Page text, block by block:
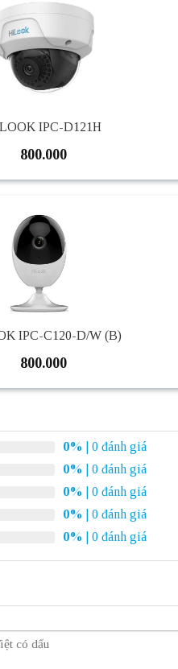
IPC-D121H
800.000
IPC-C120-D/W (B)
800.000
0%
| 0 đánh giá
0%
| 0 đánh giá
0%
| 0 đánh giá
0%
| 0 đánh giá
0% | 0 đánh giá